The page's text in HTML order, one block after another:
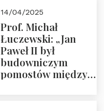
14/04/2025
Prof. Michał
Łuczewski: „Jan
Paweł II był
budowniczym
pomostów między